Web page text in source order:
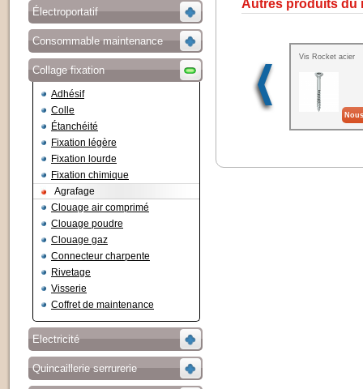
Électroportatif
Consommable maintenance
Collage fixation
Adhésif
Colle
Étanchéité
Fixation légère
Fixation lourde
Fixation chimique
Agrafage
Clouage air comprimé
Clouage poudre
Clouage gaz
Connecteur charpente
Rivetage
Visserie
Coffret de maintenance
Electricité
Quincaillerie serrurerie
Autres produits du
Vis Rocket acier